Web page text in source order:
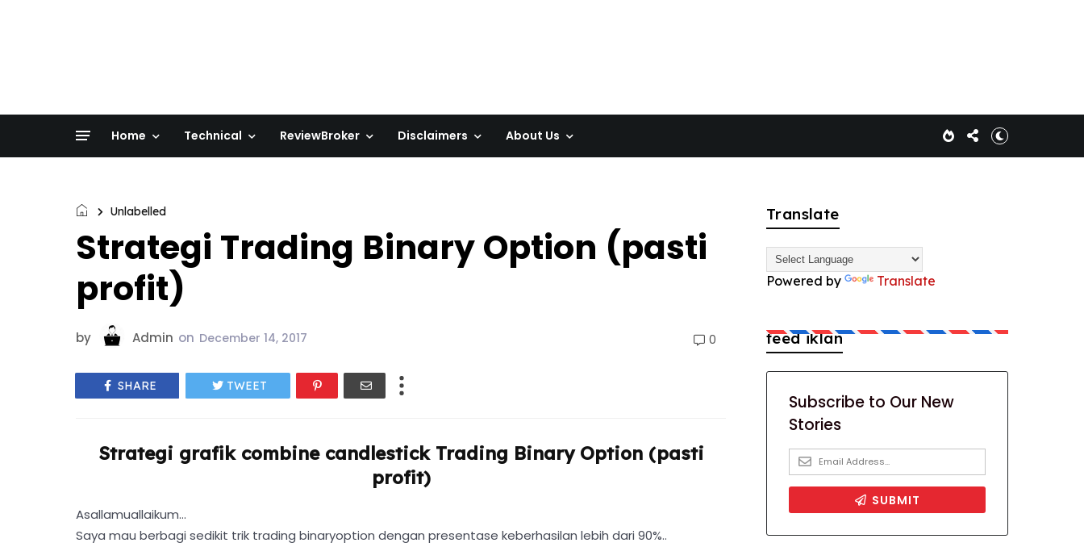
Home Technical ReviewBroker Disclaimers About Us
Unlabelled
Strategi Trading Binary Option (pasti
profit)
by Admin on December 14, 2017 0
SHARE TWEET
Strategi grafik combine candlestick Trading Binary Option (pasti
profit)
Asallamuallaikum...
Saya mau berbagi sedikit trik trading binaryoption dengan presentase keberhasilan lebih dari 90%..
Translate
Powered by Translate
feed iklan